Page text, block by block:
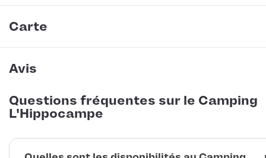
Carte
Avis
Questions fréquentes sur le Camping
L'Hippocampe